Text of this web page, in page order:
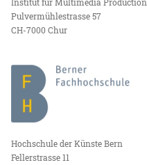
Pulvermühlestrasse 57
CH-7000 Chur
Hochschule der Künste Bern
Fellerstrasse 11